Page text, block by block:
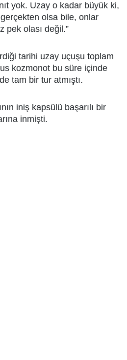
yok. Uzay o kadar büyük ki,
olsa bile, onlar
pek olası değil.”
tarihi uzay uçuşu toplam
kozmonot bu süre içinde
tam bir tur atmıştı.
iniş kapsülü başarılı bir
inmişti.